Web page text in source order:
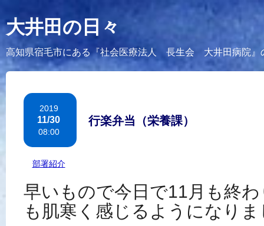
大井田の日々
高知県宿毛市にある『社会医療法人 長生会 大井田病院』
行楽弁当（栄養課）
2019
11/30
08:00
部署紹介
早いもので今日で11月も終
も肌寒く感じるようになり